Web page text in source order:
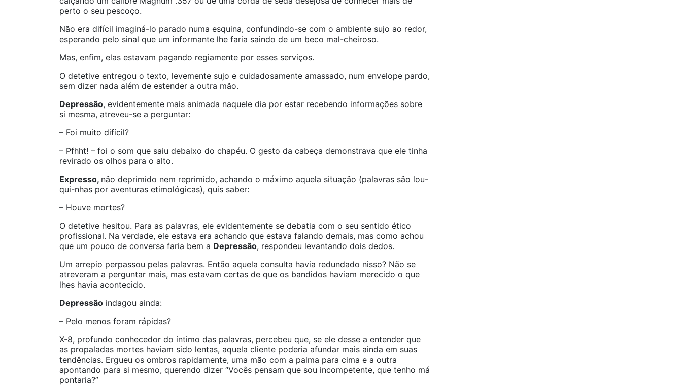
perto o seu pescoço.
Não era difícil imaginá-lo parado numa esquina, confundindo-se com o ambiente sujo ao redor,
esperando pelo sinal que um informante lhe faria saindo de um beco mal-cheiroso.
Mas, enfim, elas estavam pagando regiamente por esses serviços.
O detetive entregou o texto, levemente sujo e cuidadosamente amassado, num envelope pardo,
sem dizer nada além de estender a outra mão.
Depressão, evidentemente mais animada naquele dia por estar recebendo informações sobre
si mesma, atreveu-se a perguntar:
– Foi muito difícil?
– Pfhht! – foi o som que saiu debaixo do chapéu. O gesto da cabeça demonstrava que ele tinha
revirado os olhos para o alto.
Expresso, não deprimido nem reprimido, achando o máximo aquela situação (palavras são lou-
qui-nhas por aventuras etimológicas), quis saber:
– Houve mortes?
O detetive hesitou. Para as palavras, ele evidentemente se debatia com o seu sentido ético
profissional. Na verdade, ele estava era achando que estava falando demais, mas como achou
que um pouco de conversa faria bem a Depressão, respondeu levantando dois dedos.
Um arrepio perpassou pelas palavras. Então aquela consulta havia redundado nisso? Não se
atreveram a perguntar mais, mas estavam certas de que os bandidos haviam merecido o que
lhes havia acontecido.
Depressão indagou ainda:
– Pelo menos foram rápidas?
X-8, profundo conhecedor do íntimo das palavras, percebeu que, se ele desse a entender que
as propaladas mortes haviam sido lentas, aquela cliente poderia afundar mais ainda em suas
tendências. Ergueu os ombros rapidamente, uma mão com a palma para cima e a outra
apontando para si mesmo, querendo dizer “Vocês pensam que sou incompetente, que tenho má
pontaria?”